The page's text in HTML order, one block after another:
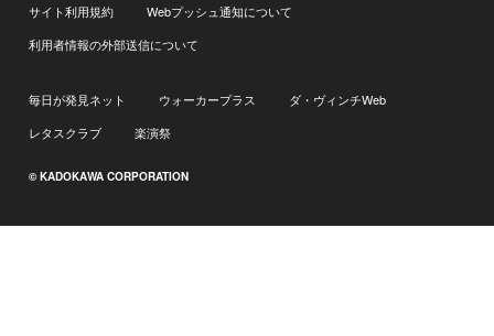
サイト利用規約
Webプッシュ通知について
利用者情報の外部送信について
毎日が発見ネット ウォーカープラス
ダ・ヴィンチWeb
レタスクラブ
楽演祭
© KADOKAWA CORPORATION